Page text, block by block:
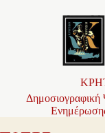
Δημοσιογραφική